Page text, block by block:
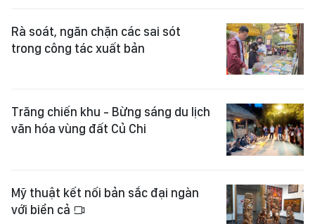
Rà soát, ngăn chặn các sai sót
trong công tác xuất bản
Trăng chiến khu - Bừng sáng du lịch
văn hóa vùng đất Củ Chi
Mỹ thuật kết nối bản sắc đại ngàn
với biển cả